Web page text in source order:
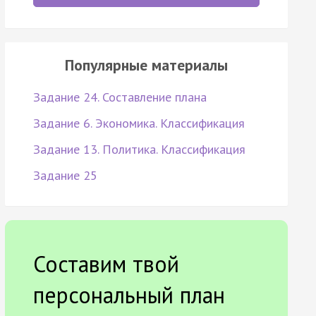
Популярные материалы
Задание 24. Составление плана
Задание 6. Экономика. Классификация
Задание 13. Политика. Классификация
Задание 25
Составим твой
персональный план